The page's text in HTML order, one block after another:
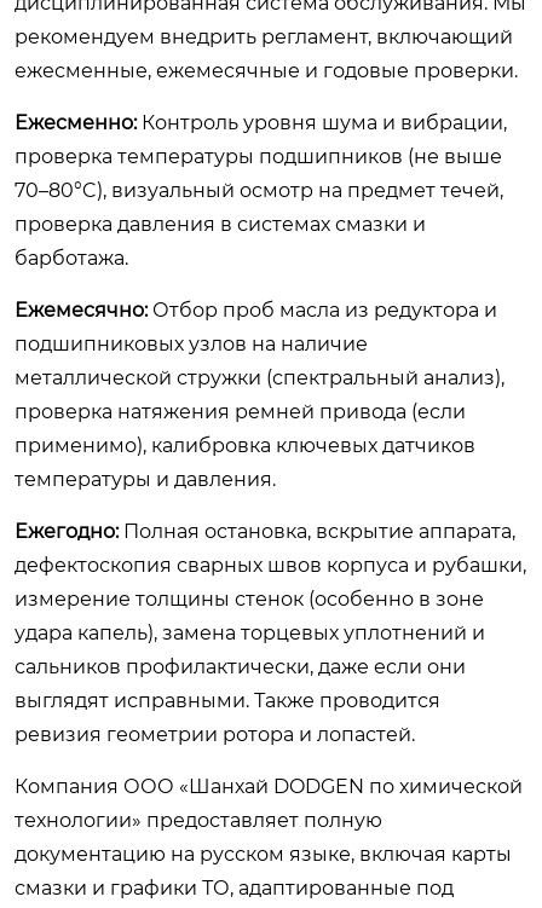
рекомендуем внедрить регламент, включающий
ежесменные, ежемесячные и годовые проверки.
Ежесменно:Контроль уровня шума и вибрации,
проверка температуры подшипников (не выше
70–80°C), визуальный осмотр на предмет течей,
проверка давления в системах смазки и
барботажа.
Ежемесячно:Отбор проб масла из редуктора и
подшипниковых узлов на наличие
металлической стружки (спектральный анализ),
проверка натяжения ремней привода (если
применимо), калибровка ключевых датчиков
температуры и давления.
Ежегодно:Полная остановка, вскрытие аппарата,
дефектоскопия сварных швов корпуса и рубашки,
измерение толщины стенок (особенно в зоне
удара капель), замена торцевых уплотнений и
сальников профилактически, даже если они
выглядят исправными. Также проводится
ревизия геометрии ротора и лопастей.
Компания ООО «Шанхай DODGEN по химической
технологии» предоставляет полную
документацию на русском языке, включая карты
смазки и графики ТО, адаптированные под